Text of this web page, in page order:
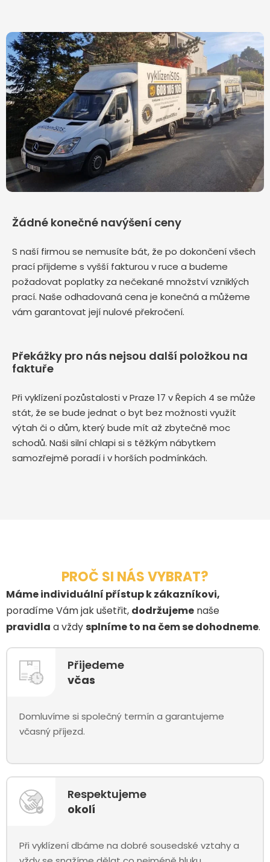
Žádné konečné navýšení ceny
S naší firmou se nemusíte bát, že po dokončení všech
prací přijdeme s vyšší fakturou v ruce a budeme
požadovat poplatky za nečekané množství vzniklých
prací. Naše odhadovaná cena je konečná a můžeme
vám garantovat její nulové překročení.
Překážky pro nás nejsou další položkou na
faktuře
Při vyklízení pozůstalosti v Praze 17 v Řepích 4 se může
stát, že se bude jednat o byt bez možnosti využít
výtah či o dům, který bude mít až zbytečně moc
schodů. Naši silní chlapi si s těžkým nábytkem
samozřejmě poradí i v horších podmínkách.
PROČ SI NÁS VYBRAT?
Máme individuální přístup k zákazníkovi,
poradíme Vám jak ušetřit, dodržujeme naše
pravidla a vždy splníme to na čem se dohodneme.
Přijedeme
včas
Domluvíme si společný termín a garantujeme
včasný příjezd.
Respektujeme
okolí
Při vyklízení dbáme na dobré sousedské vztahy a